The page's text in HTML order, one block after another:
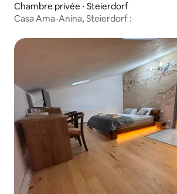
Chambre privée ⋅ Steierdorf
Casa Ama-Anina, Steierdorf :